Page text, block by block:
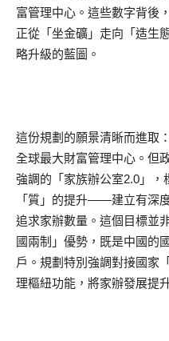
富管理中心。這些數字背
正從「坐金礦」走向「造生
略升級的藍圖。
這份規劃的願景清晰而進取
全球最大財富管理中心。但
強調的「家族辦公室2.0」，
「質」的提升——建立有深
追求家辦數量。這個目標並
國兩制」優勢，既是中國的
戶。規劃特別強調對接國家
理樞紐功能，將家辦發展提